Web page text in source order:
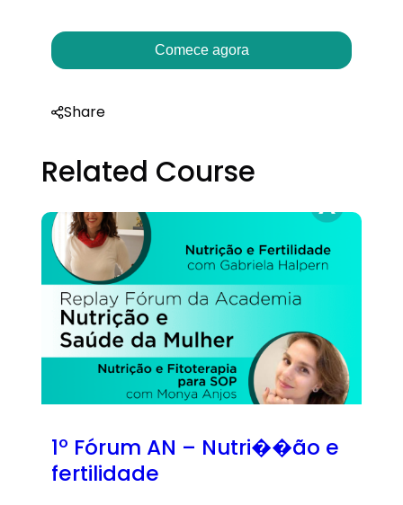
Comece agora
Share
Related Course
1º Fórum AN – Nutri��ão e
fertilidade